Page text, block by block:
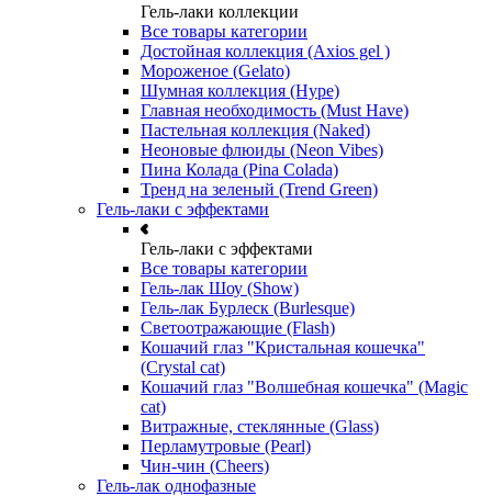
Гель-лаки коллекции
Все товары категории
Достойная коллекция (Axios gel )
Мороженое (Gelato)
Шумная коллекция (Hype)
Главная необходимость (Must Have)
Пастельная коллекция (Naked)
Неоновые флюиды (Neon Vibes)
Пина Колада (Pina Colada)
Тренд на зеленый (Trend Green)
Гель-лаки с эффектами
Гель-лаки с эффектами
Все товары категории
Гель-лак Шоу (Show)
Гель-лак Бурлеск (Burlesque)
Светоотражающие (Flash)
Кошачий глаз "Кристальная кошечка"
(Crystal cat)
Кошачий глаз "Волшебная кошечка" (Magic
cat)
Витражные, стеклянные (Glass)
Перламутровые (Pearl)
Чин-чин (Cheers)
Гель-лак однофазные